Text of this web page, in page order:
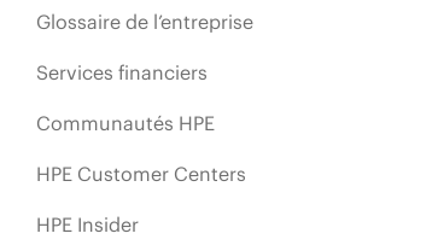
Glossaire de l’entreprise
Services financiers
Communautés HPE
HPE Customer Centers
HPE Insider